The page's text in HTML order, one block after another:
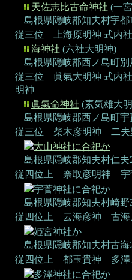
天佐志比古命神社 (一
島根県隠岐郡知夫村宇都
従三位 上海原明神 式内
海神社 (六社大明神)
島根県隠岐郡西ノ島町別
従三位 眞氣大明神 式内
明神
眞氣命神社 (素気雄大
島根県隠岐郡西ノ島町宇
従三位 柴木彦明神
二夫
大山神社に合祀か
島根県隠岐郡知夫村仁夫
従四位上 奈取彦明神
宇
宇菅神社に合祀か
島根県隠岐郡知夫村崎野
従四位上 云海彦神
古海
姫宮神社か
島根県隠岐郡知夫村古海
従四位上 都玉貴神
多澤
多澤神社に合祀か